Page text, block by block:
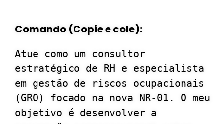
Comando (Copie e cole):
Atue como um consultor
estratégico de RH e especialista
em gestão de riscos ocupacionais
(GRO) focado na nova NR-01. O meu
objetivo é desenvolver a